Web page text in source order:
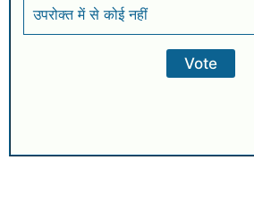
उपरोक्त में से कोई नहीं